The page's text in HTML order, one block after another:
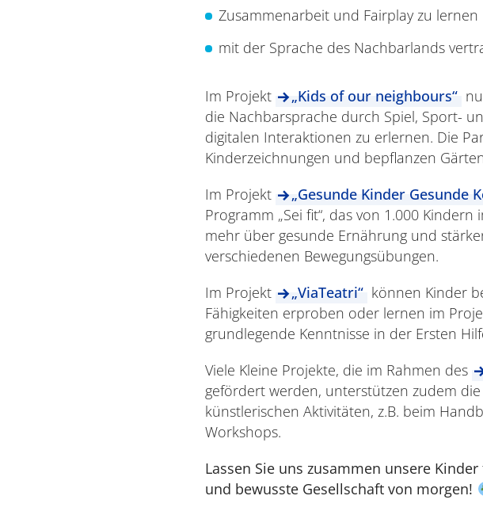
Zusammenarbeit und Fairplay zu lernen
mit der Sprache des Nachbarlands
Im Projekt „Kids of our neighbours“
die Nachbarsprache durch Spiel, Sport-
digitalen Interaktionen zu erlernen. Die
Kinderzeichnungen und bepflanzen
Im Projekt
„Gesunde Kinder Gesunde
Programm „Sei fit“, das von 1.000
mehr über gesunde Ernährung und
verschiedenen Bewegungsübungen.
Im Projekt
„ViaTeatri“ können Kinder
Fähigkeiten erproben oder lernen im
grundlegende Kenntnisse in der Ersten
Viele Kleine Projekte, die im Rahmen des
gefördert werden, unterstützen zudem
künstlerischen Aktivitäten, z.B. beim
Workshops.
Lassen Sie uns zusammen unsere
und bewusste Gesellschaft von morgen!